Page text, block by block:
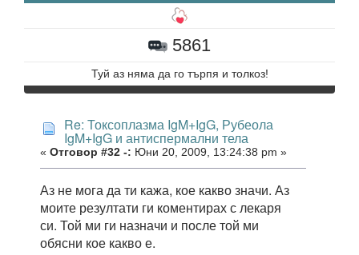
5861
Туй аз няма да го търпя и толкоз!
Re: Токсоплазма IgM+IgG, Рубеола
IgM+IgG и антиспермални тела
« Отговор #32 -: Юни 20, 2009, 13:24:38 pm »
Аз не мога да ти кажа, кое какво значи. Аз
моите резултати ги коментирах с лекаря
си. Той ми ги назначи и после той ми
обясни кое какво е.